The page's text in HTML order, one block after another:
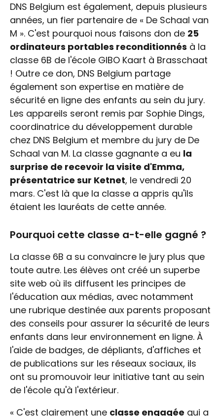
DNS Belgium est également, depuis plusieurs
années, un fier partenaire de « De Schaal van
M ». C'est pourquoi nous faisons don de 25
ordinateurs portables reconditionnés à la
classe 6B de l'école GIBO Kaart à Brasschaat
! Outre ce don, DNS Belgium partage
également son expertise en matière de
sécurité en ligne des enfants au sein du jury.
Les appareils seront remis par Sophie Dings,
coordinatrice du développement durable
chez DNS Belgium et membre du jury de De
Schaal van M. La classe gagnante a eu la
surprise de recevoir la visite d'Emma,
présentatrice sur Ketnet, le vendredi 20
mars. C'est là que la classe a appris qu'ils
étaient les lauréats de cette année.
Pourquoi cette classe a-t-elle gagné ?
La classe 6B a su convaincre le jury plus que
toute autre. Les élèves ont créé un superbe
site web où ils diffusent les principes de
l'éducation aux médias, avec notamment
une rubrique destinée aux parents proposant
des conseils pour assurer la sécurité de leurs
enfants dans leur environnement en ligne. À
l'aide de badges, de dépliants, d'affiches et
de publications sur les réseaux sociaux, ils
ont su promouvoir leur initiative tant au sein
de l'école qu'à l'extérieur.
« C'est clairement une classe engagée qui a